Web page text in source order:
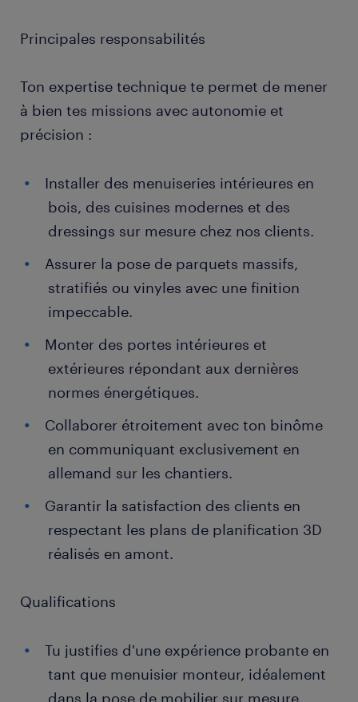
Principales responsabilités
Ton expertise technique te permet de mener
à bien tes missions avec autonomie et
précision :
Installer des menuiseries intérieures en
bois, des cuisines modernes et des
dressings sur mesure chez nos clients.
Assurer la pose de parquets massifs,
stratifiés ou vinyles avec une finition
impeccable.
Monter des portes intérieures et
extérieures répondant aux dernières
normes énergétiques.
Collaborer étroitement avec ton binôme
en communiquant exclusivement en
allemand sur les chantiers.
Garantir la satisfaction des clients en
respectant les plans de planification 3D
réalisés en amont.
Qualifications
Tu justifies d'une expérience probante en
tant que menuisier monteur, idéalement
dans la pose de mobilier sur mesure.